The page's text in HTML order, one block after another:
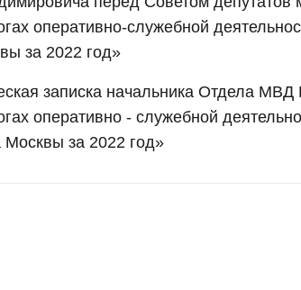
оперативно-служебной
за 2022 год»
записка начальника Отдела МВД
оперативно - служебной
Москвы за 2022 год»